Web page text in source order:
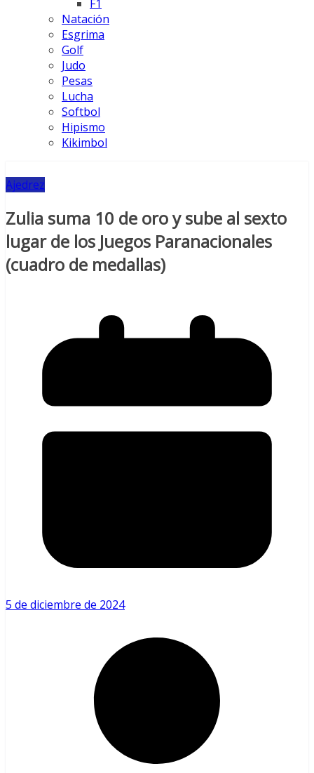
F1
Natación
Esgrima
Golf
Judo
Pesas
Lucha
Softbol
Hipismo
Kikimbol
Ajedrez
Zulia suma 10 de oro y sube al sexto
lugar de los Juegos Paranacionales
(cuadro de medallas)
5 de diciembre de 2024